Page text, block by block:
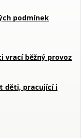
podmínek
vrací běžný provoz
děti, pracující i